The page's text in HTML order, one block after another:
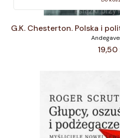
G.K. Chesterton. Polska i
Cena
19,50